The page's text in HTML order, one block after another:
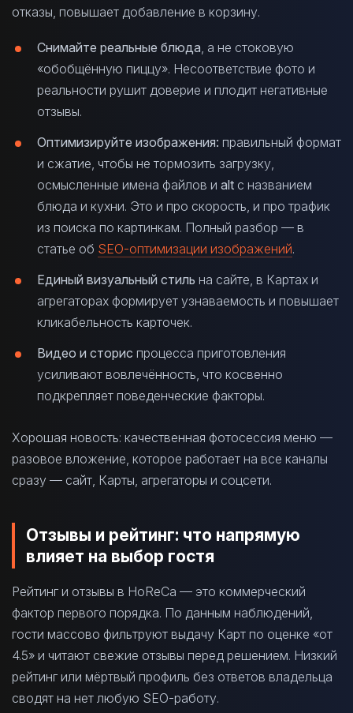
отказы, повышает добавление в корзину.
Снимайте реальные блюда , а не стоковую
«обобщённую пиццу». Несоответствие фото и
реальности рушит доверие и плодит негативные
отзывы.
Оптимизируйте изображения: правильный формат
и сжатие, чтобы не тормозить загрузку,
осмысленные имена файлов и alt с названием
блюда и кухни. Это и про скорость, и про трафик
из поиска по картинкам. Полный разбор — в
статье об SEO-оптимизации изображений.
Единый визуальный стиль на сайте, в Картах и
агрегаторах формирует узнаваемость и повышает
кликабельность карточек.
Видео и сторис процесса приготовления
усиливают вовлечённость, что косвенно
подкрепляет поведенческие факторы.
Хорошая новость: качественная фотосессия меню —
разовое вложение, которое работает на все каналы
сразу — сайт, Карты, агрегаторы и соцсети.
Отзывы и рейтинг: что напрямую
влияет на выбор гостя
Рейтинг и отзывы в HoReCa — это коммерческий
фактор первого порядка. По данным наблюдений,
гости массово фильтруют выдачу Карт по оценке «от
4.5» и читают свежие отзывы перед решением. Низкий
рейтинг или мёртвый профиль без ответов владельца
сводят на нет любую SEO-работу.